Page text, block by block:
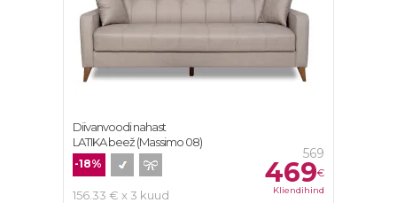
569
469€
Kliendihind
-18%
156.33 € x 3 kuud
Diivanvoodi nahast
LATIKA beež (Massimo 08)